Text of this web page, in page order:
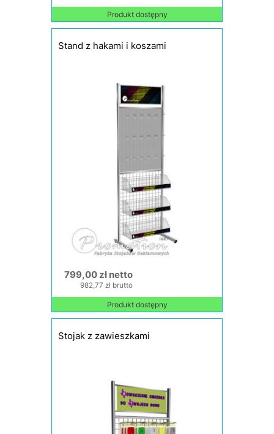
Produkt dostępny
Stand z hakami i koszami
799,00 zł netto
982,77 zł brutto
Produkt dostępny
Stojak z zawieszkami